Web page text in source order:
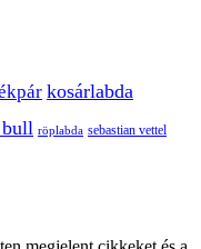
kosárlabda
röplabda sebastian vettel